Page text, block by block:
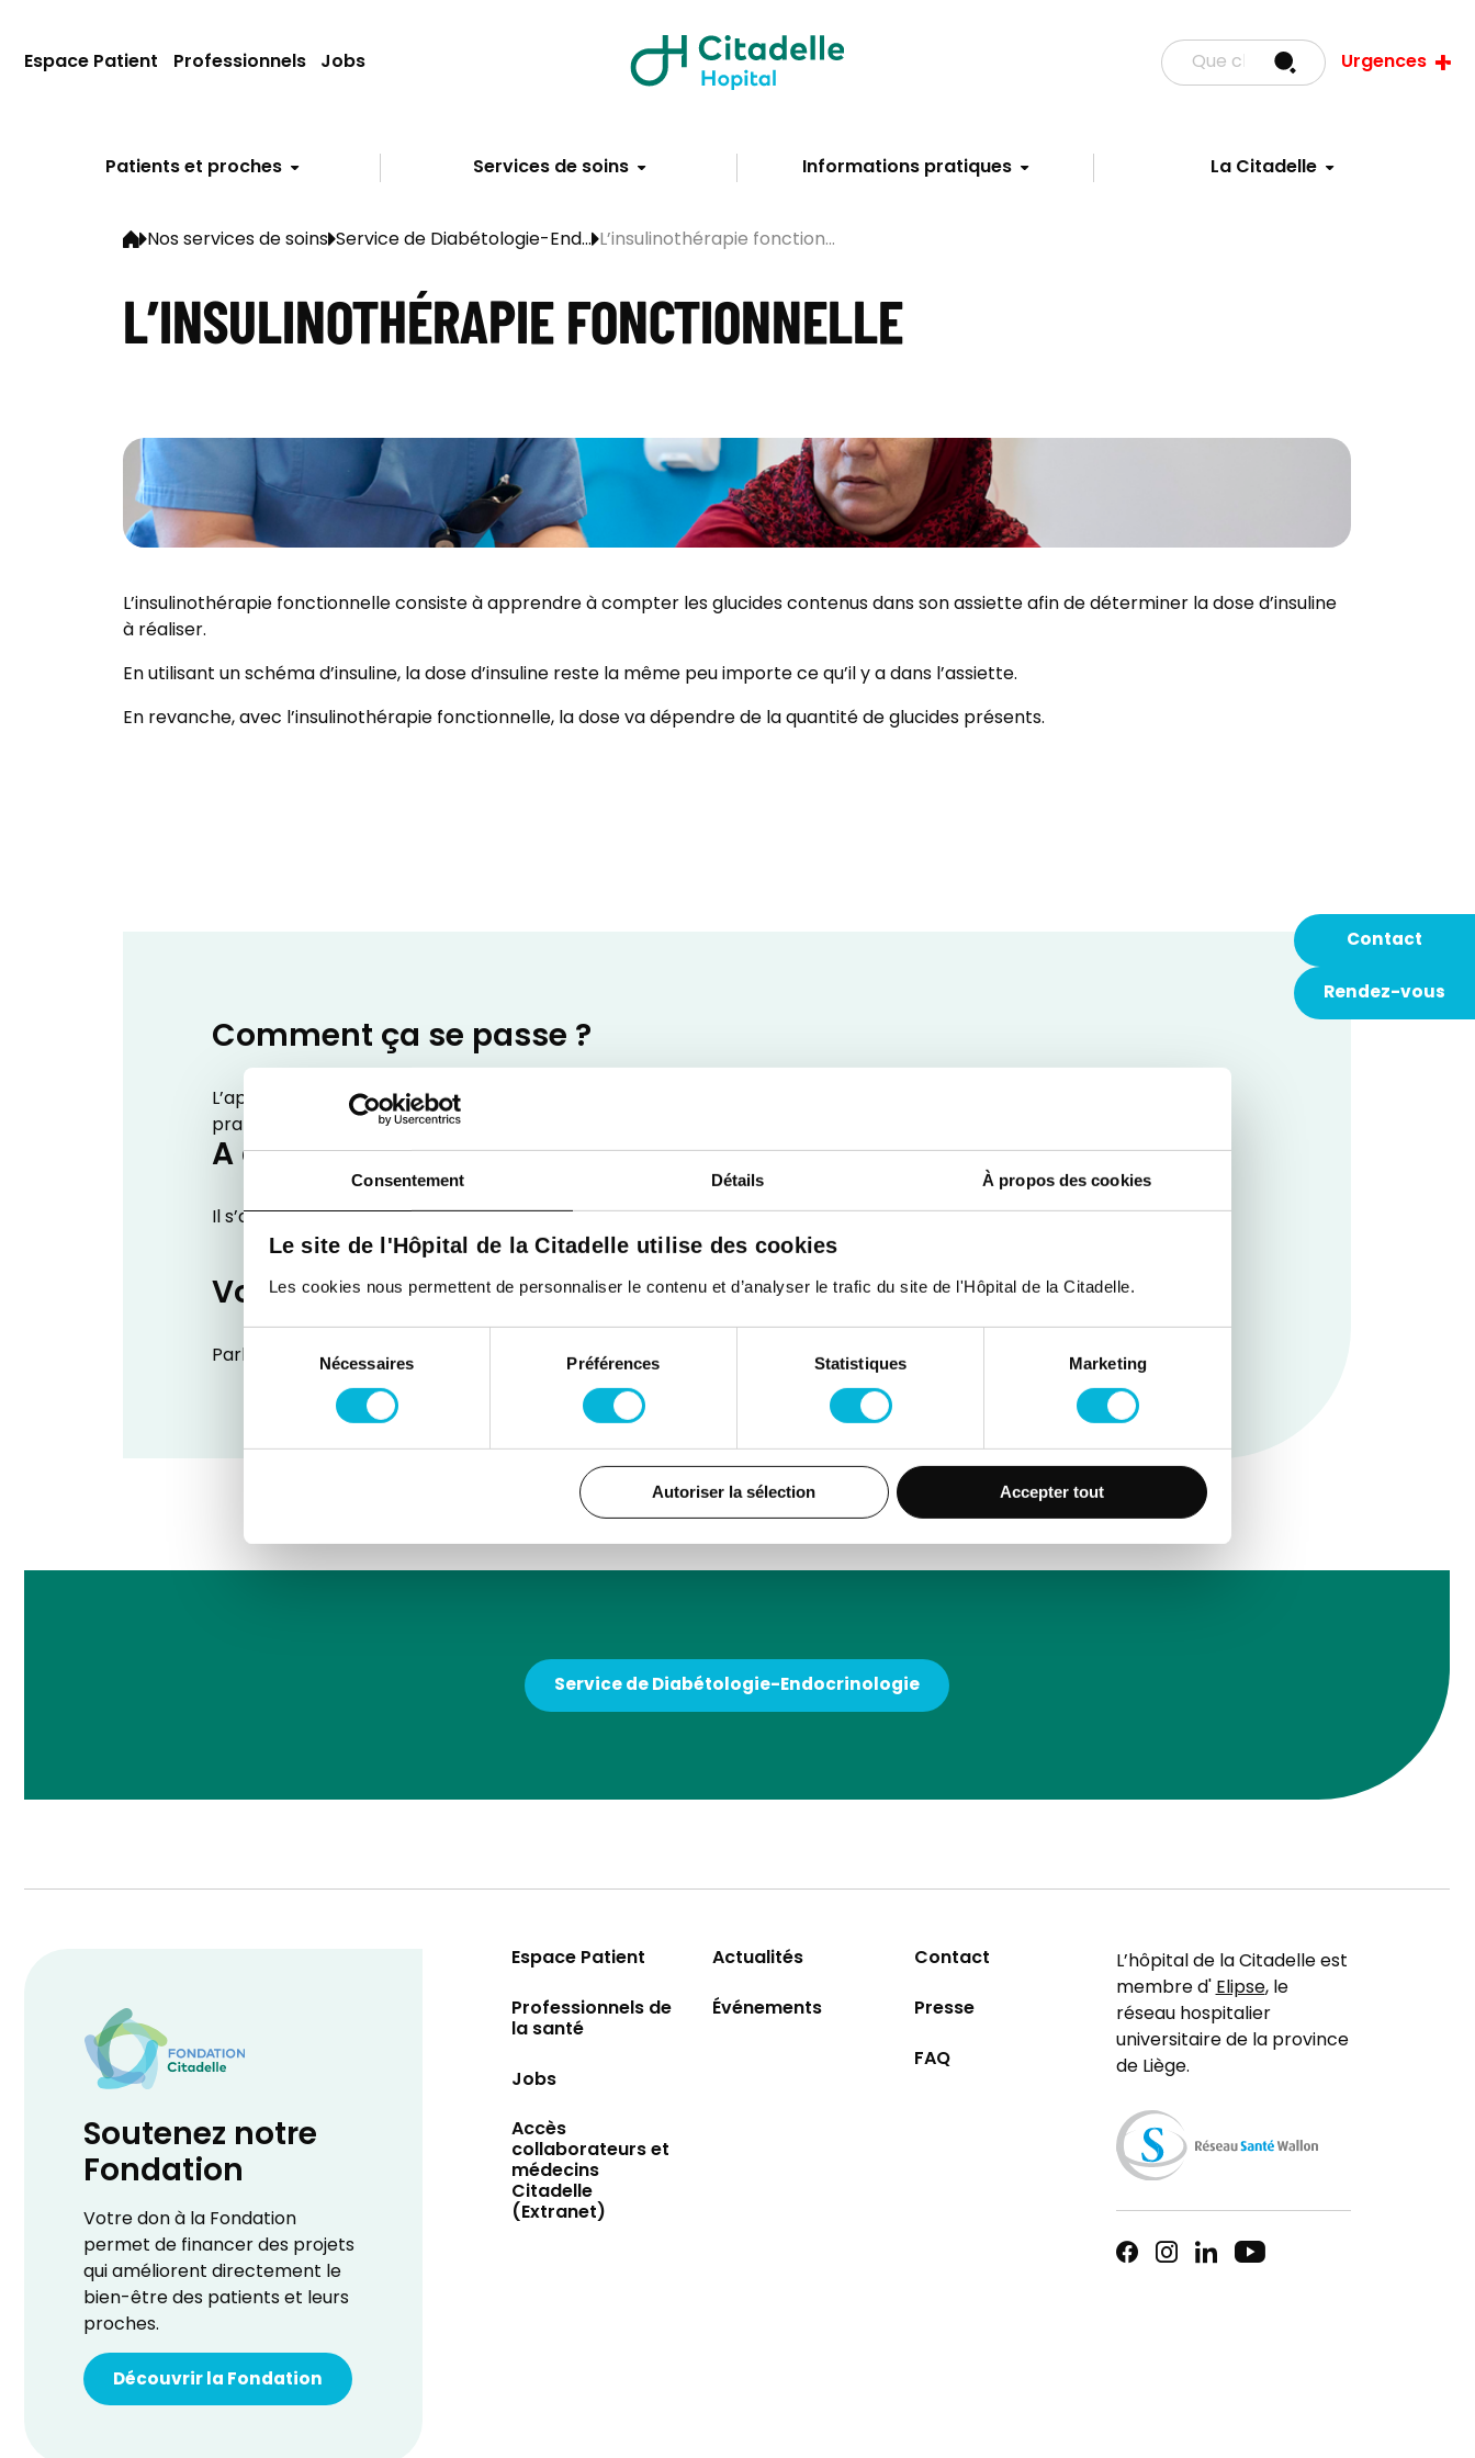
Consentement Détails À propos des cookies
Le site de l'Hôpital de la Citadelle utilise des cookies
Les cookies nous permettent de personnaliser le contenu et d’analyser le trafic du site de l'Hôpital de la Citadelle.
du
consentement
Nécessaires Préférences Statistiques Marketing
Autoriser la sélection Accepter tout
Patients et proches Services de soins Informations pratiques La Citadelle
Espace Patient Professionnels Jobs Urgences
Contact
Rendez-vous
Nos services de soins Service de Diabétologie-End... L’insulinothérapie fonction...
L’INSULINOTHÉRAPIE FONCTIONNELLE
L’insulinothérapie fonctionnelle consiste à apprendre à compter les glucides contenus dans son assiette afin de déterminer la dose d’insuline
à réaliser.
En utilisant un schéma d’insuline, la dose d’insuline reste la même peu importe ce qu’il y a dans l’assiette.
En revanche, avec l’insulinothérapie fonctionnelle, la dose va dépendre de la quantité de glucides présents.
Comment ça se passe ?
L’apprentissage des comptages de glucides se passe en petits groupes : une partie théorique suivie par une partie
pratique sur le site du Laveu le jeudi après midi.
A qui s’adresse le comptage des glucides ?
Il s’adresse aux personnes diabétiques de type 1.
Vous êtes intéressé ?
Parlez en à votre diabétologue, à l’équipe infirmière ou aux diététiciennes.
Service de Diabétologie-Endocrinologie
Soutenez notre
Fondation
Votre don à la Fondation
permet de financer des projets
qui améliorent directement le
bien-être des patients et leurs
proches.
Découvrir la Fondation
Espace Patient
Professionnels de
la santé
Jobs
Accès
collaborateurs et
médecins
Citadelle
(Extranet)
Actualités
Événements
Contact
Presse
FAQ
L’hôpital de la Citadelle est
membre d'Elipse, le
réseau hospitalier
universitaire de la province
de Liège.